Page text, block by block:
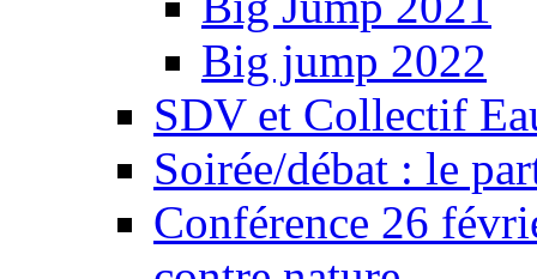
Big jump 2022
SDV et Collectif
Soirée/débat : le
Conférence 26